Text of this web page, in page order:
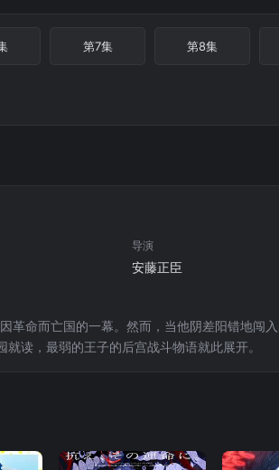
第7集 第8集
导演
安藤正臣
革命而亡国的一幕。然而，当他阴差阳错地闯
读，最弱的王子的后宫战斗物语就此展开。